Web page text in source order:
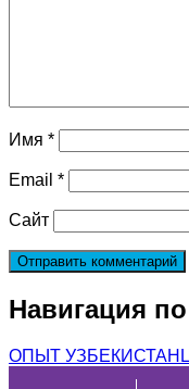
Имя *
Email *
Сайт
Навигация
ОПЫТ